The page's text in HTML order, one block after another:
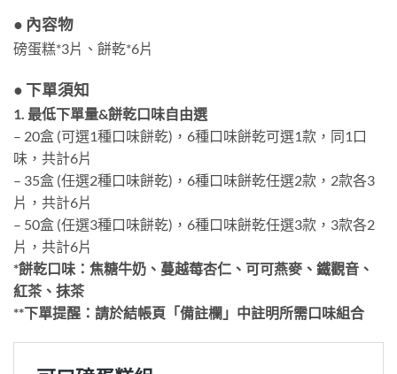
● 內容物
磅蛋糕*3片、餅乾*6片
● 下單須知
1. 最低下單量&餅乾口味自由選
– 20盒 (可選1種口味餅乾)，6種口味餅乾可選1款，同1口
味，共計6片
– 35盒 (任選2種口味餅乾)，6種口味餅乾任選2款，2款各3
片，共計6片
– 50盒 (任選3種口味餅乾)，6種口味餅乾任選3款，3款各2
片，共計6片
*餅乾口味：焦糖牛奶、蔓越莓杏仁、可可燕麥、鐵觀音、
紅茶、抹茶
**下單提醒：請於結帳頁「備註欄」中註明所需口味組合